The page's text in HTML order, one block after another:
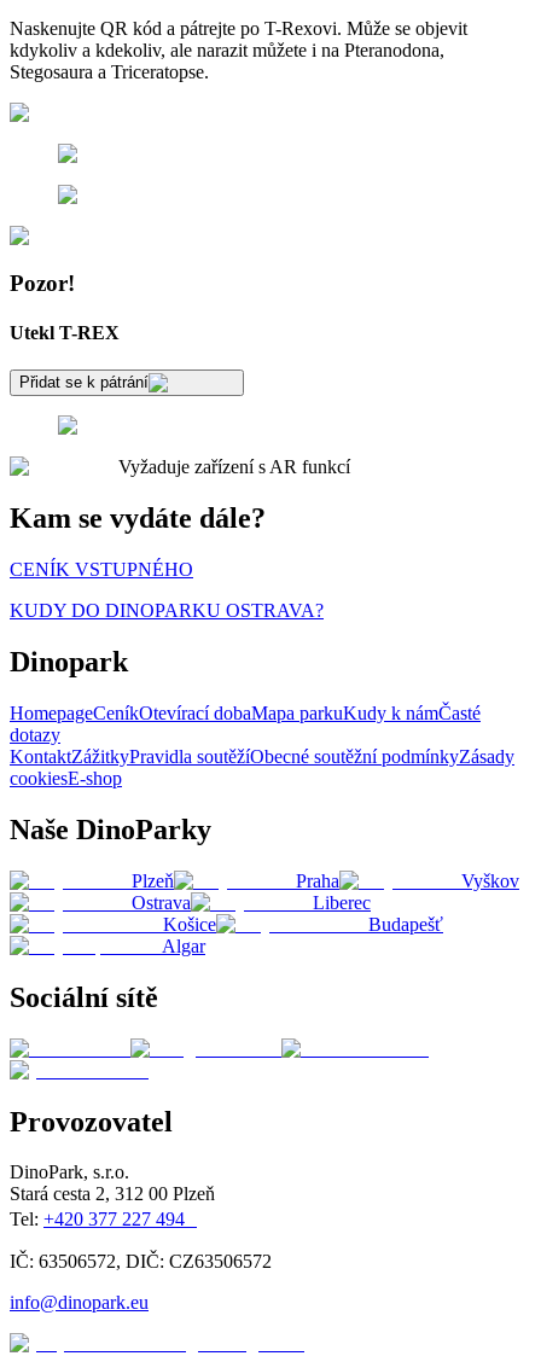
Naskenujte QR kód a pátrejte po T-Rexovi. Může se objevit
kdykoliv a kdekoliv, ale narazit můžete i na Pteranodona,
Stegosaura a Triceratopse.
Pozor!
Utekl T-REX
Přidat se k pátrání
Vyžaduje zařízení s AR funkcí
Kam se vydáte dále?
CENÍK VSTUPNÉHO
KUDY DO DINOPARKU OSTRAVA?
Dinopark
HomepageCeníkOtevírací dobaMapa parkuKudy k námČasté
dotazy
KontaktZážitkyPravidla soutěžíObecné soutěžní podmínkyZásady
cookiesE-shop
Naše DinoParky
Plzeň Praha
Vyškov
Ostrava
Liberec
Košice
Budapešť
Algar
Sociální sítě
Provozovatel
DinoPark, s.r.o.
Stará cesta 2, 312 00 Plzeň
Tel: +420 377 227 494
IČ: 63506572, DIČ: CZ63506572
info@dinopark.eu